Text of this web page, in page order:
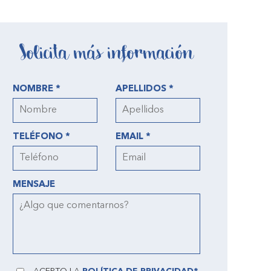
Solicita más información
NOMBRE * APELLIDOS *
TELÉFONO * EMAIL *
MENSAJE